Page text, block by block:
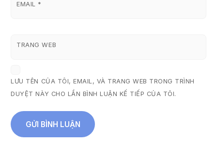
EMAIL *
TRANG WEB
LƯU TÊN CỦA TÔI, EMAIL, VÀ TRANG WEB TRONG TRÌNH
DUYỆT NÀY CHO LẦN BÌNH LUẬN KẾ TIẾP CỦA TÔI.